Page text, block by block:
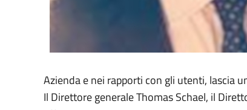
Azienda e nei rapporti con gli utenti, lascia
Il Direttore generale Thomas Schael, il